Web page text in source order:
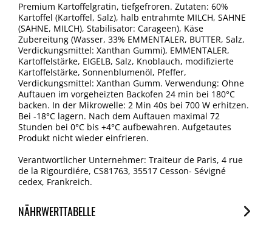
Premium Kartoffelgratin, tiefgefroren. Zutaten: 60%
Kartoffel (Kartoffel, Salz), halb entrahmte MILCH, SAHNE
(SAHNE, MILCH), Stabilisator: Carageen), Käse
Zubereitung (Wasser, 33% EMMENTALER, BUTTER, Salz,
Verdickungsmittel: Xanthan Gummi), EMMENTALER,
Kartoffelstärke, EIGELB, Salz, Knoblauch, modifizierte
Kartoffelstärke, Sonnenblumenöl, Pfeffer,
Verdickungsmittel: Xanthan Gumm. Verwendung: Ohne
Auftauen im vorgeheizten Backofen 24 min bei 180°C
backen. In der Mikrowelle: 2 Min 40s bei 700 W erhitzen.
Bei -18°C lagern. Nach dem Auftauen maximal 72
Stunden bei 0°C bis +4°C aufbewahren. Aufgetautes
Produkt nicht wieder einfrieren.
Verantwortlicher Unternehmer: Traiteur de Paris, 4 rue
de la Rigourdiére, CS81763, 35517 Cesson- Sévigné
cedex, Frankreich.
NÄHRWERTTABELLE